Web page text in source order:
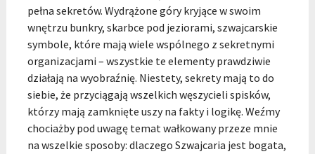
pełna sekretów. Wydrążone góry kryjące w swoim
wnętrzu bunkry, skarbce pod jeziorami, szwajcarskie
symbole, które mają wiele wspólnego z sekretnymi
organizacjami – wszystkie te elementy prawdziwie
działają na wyobraźnię. Niestety, sekrety mają to do
siebie, że przyciągają wszelkich węszycieli spisków,
którzy mają zamknięte uszy na fakty i logikę. Weźmy
chociażby pod uwagę temat wałkowany przeze mnie
na wszelkie sposoby: dlaczego Szwajcaria jest bogata,